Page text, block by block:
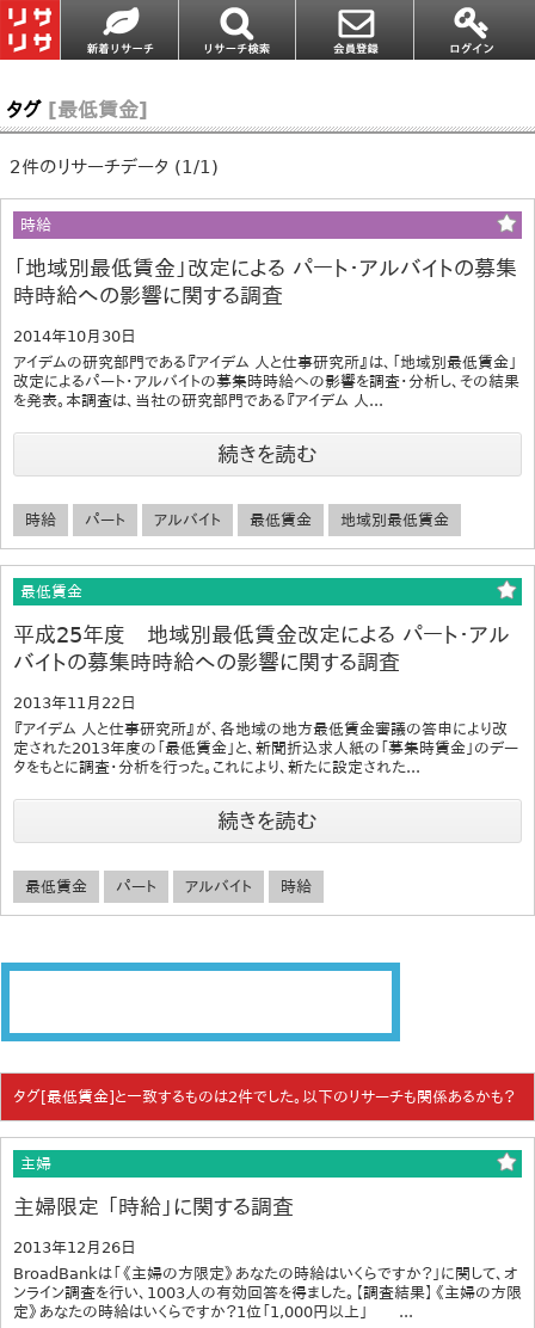
タグ [最低賃金]
2件のリサーチデータ (1/1)
時給
「地域別最低賃金」改定による パート・アルバイトの募集
時時給への影響に関する調査
2014年10月30日
アイデムの研究部門である『アイデム 人と仕事研究所』は、「地域別最低賃金」
改定によるパート・アルバイトの募集時時給への影響を調査・分析し、その結果
を発表。本調査は、当社の研究部門である『アイデム 人...
続きを読む
時給 パート アルバイト 最低賃金 地域別最低賃金
最低賃金
平成25年度 地域別最低賃金改定による パート・アル
バイトの募集時時給への影響に関する調査
2013年11月22日
『アイデム 人と仕事研究所』が、各地域の地方最低賃金審議の答申により改
定された2013年度の「最低賃金」と、新聞折込求人紙の「募集時賃金」のデー
タをもとに調査・分析を行った。これにより、新たに設定された...
続きを読む
最低賃金 パート アルバイト 時給
タグ[最低賃金]と一致するものは2件でした。以下のリサーチも関係あるかも？
主婦
主婦限定 「時給」に関する調査
2013年12月26日
BroadBankは「《主婦の方限定》あなたの時給はいくらですか？」に関して、オ
ンライン調査を行い、1003人の有効回答を得ました。【調査結果】《主婦の方限
定》あなたの時給はいくらですか？1位「1,000円以上」 ...